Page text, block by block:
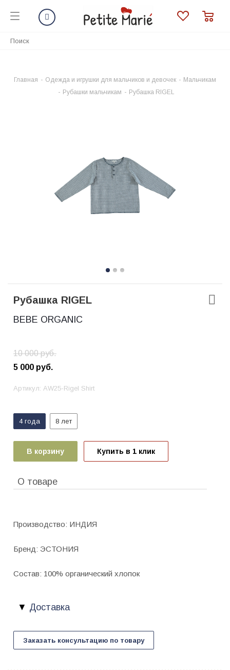
Главная - Одежда и игрушки для мальчиков и девочек - Мальчикам
- Рубашки мальчикам - Рубашка RIGEL
Рубашка RIGEL
BEBE ORGANIC
10 000руб.
5 000 руб.
Артикул: AW25-Rigel Shirt
4 года 8 лет
В корзину Купить в 1 клик
О товаре
Производство: ИНДИЯ
Бренд: ЭСТОНИЯ
Состав: 100% органический хлопок
Доставка
Заказать консультацию по товару